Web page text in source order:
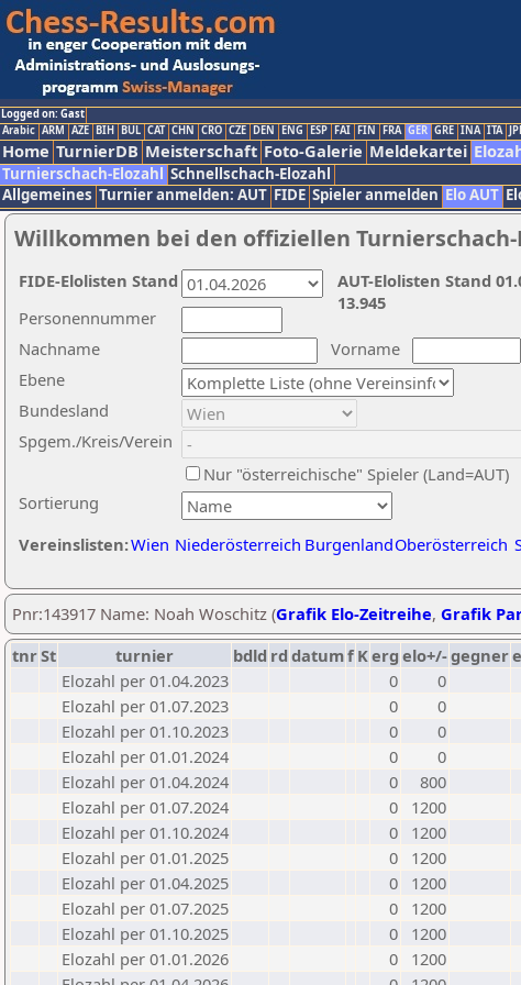
Logged on: Gast
Arabic ARM AZE BIH BUL CAT CHN CRO CZE DEN ENG ESP FAI FIN FRA GER GRE INA ITA
Home TurnierDB Meisterschaft Foto-Galerie Meldekartei
Turnierschach-Elozahl Schnellschach-Elozahl
Allgemeines Turnier anmelden: AUT FIDE Spieler anmelden Elo AUT
Willkommen bei den offiziellen Turnierschach-
Nachname
Vorname
Ebene
Sortierung
Personennummer
Bundesland
Spgem./Kreis/Verein
Nur "österreichische" Spieler (Land=AUT)
Vereinslisten:Wien Niederösterreich BurgenlandOberösterreich
AUT-Elolisten Stand
13.945
FIDE-Elolisten Stand
Pnr:143917 Name: Noah Woschitz (Grafik Elo-Zeitreihe, Grafik
tnrSt turnier bdld rd datumf Kerg elo+/-gegner
Elozahl per 01.04.2023
0
0
Elozahl per 01.07.2023
0
0
Elozahl per 01.10.2023
0
0
Elozahl per 01.01.2024
0
0
Elozahl per 01.04.2024
0
800
Elozahl per 01.07.2024
0
1200
Elozahl per 01.10.2024
0
1200
Elozahl per 01.01.2025
0
1200
Elozahl per 01.04.2025
0
1200
Elozahl per 01.07.2025
0
1200
Elozahl per 01.10.2025
0
1200
Elozahl per 01.01.2026
0
1200